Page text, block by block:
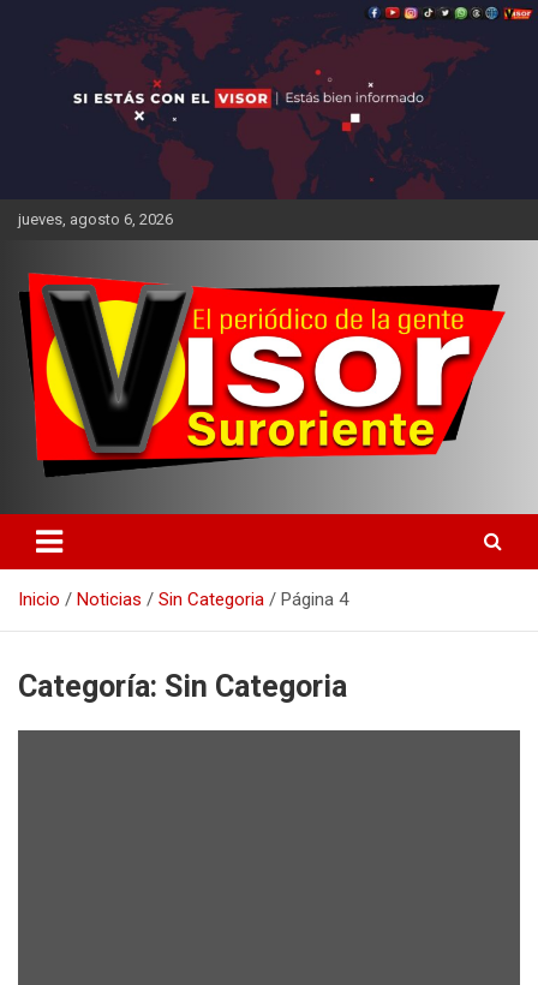
contenido
jueves, agosto 6, 2026
Inicio Noticias Sin Categoria Página 4
Categoría: Sin Categoria